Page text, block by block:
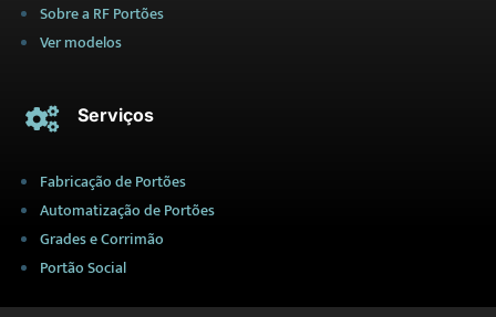
Sobre a RF Portões
Ver modelos
 Serviços
Fabricação de Portões
Automatização de Portões
Grades e Corrimão
Portão Social